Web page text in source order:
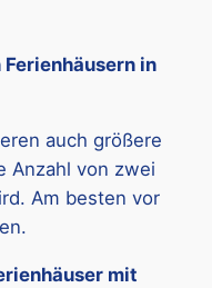
in
auch größere
Anzahl von zwei
Am besten vor
mit